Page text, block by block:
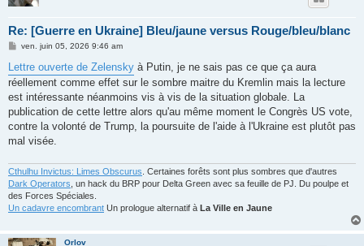
Re: [Guerre en Ukraine] Bleu/jaune versus Rouge/bleu/blanc
M
s
s
a
g
ven. juin 05, 2026 9:46 am
Lettre ouverte de Zelensky à Putin, je ne sais pas ce que ça aura
réellement comme effet sur le sombre maitre du Kremlin mais la lecture
est intéressante néanmoins vis à vis de la situation globale. La
publication de cette lettre alors qu'au même moment le Congrès US vote,
contre la volonté de Trump, la poursuite de l'aide à l'Ukraine est plutôt pas
mal visée.
Cthulhu Invictus: Limes Obscurus . Certaines forêts sont plus sombres que d'autres
Dark Operators , un hack du BRP pour Delta Green avec sa feuille de PJ. Du poulpe et
des Forces Spéciales.
Un cadavre encombrant Un prologue alternatif à La Ville en Jaune
Orlov